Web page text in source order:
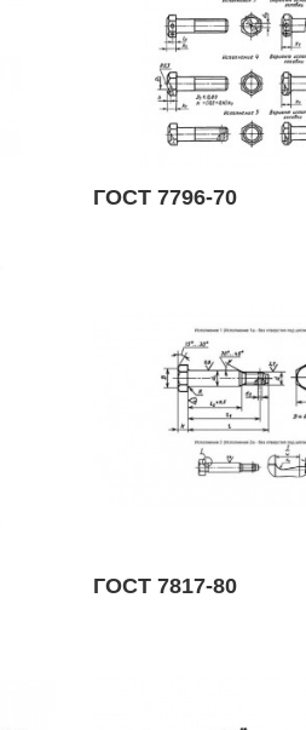
ГОСТ 7796-70
ГОСТ 7817-80